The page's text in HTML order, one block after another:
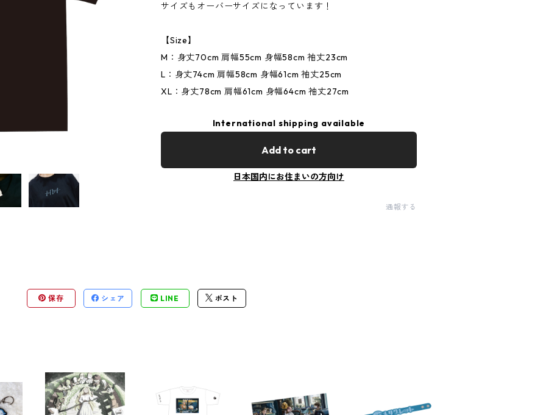
サイズもオーバーサイズになっています！
【Size】
M：身丈70cm 肩幅55cm 身幅58cm 袖丈23cm
L：身丈74cm 肩幅58cm 身幅61cm 袖丈25cm
XL：身丈78cm 肩幅61cm 身幅64cm 袖丈27cm
International shipping available
Add to cart
日本国内にお住まいの方向け
通報する
保存 シェア LINE ポスト